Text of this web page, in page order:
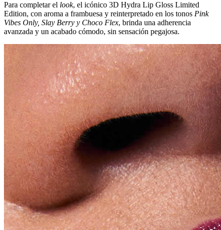
Para completar el look, el icónico 3D Hydra Lip Gloss Limited
Edition, con aroma a frambuesa y reinterpretado en los tonos Pink
Vibes Only, Slay Berry y Choco Flex, brinda una adherencia
avanzada y un acabado cómodo, sin sensación pegajosa.